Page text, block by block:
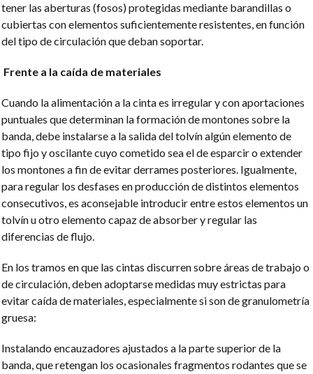
tener las aberturas (fosos) protegidas mediante barandillas o
cubiertas con elementos suficientemente resistentes, en función
del tipo de circulación que deban soportar.
Frente a la caída de materiales
Cuando la alimentación a la cinta es irregular y con aportaciones
puntuales que determinan la formación de montones sobre la
banda, debe instalarse a la salida del tolvín algún elemento de
tipo fijo y oscilante cuyo cometido sea el de esparcir o extender
los montones a fin de evitar derrames posteriores. Igualmente,
para regular los desfases en producción de distintos elementos
consecutivos, es aconsejable introducir entre estos elementos un
tolvín u otro elemento capaz de absorber y regular las
diferencias de flujo.
En los tramos en que las cintas discurren sobre áreas de trabajo o
de circulación, deben adoptarse medidas muy estrictas para
evitar caída de materiales, especialmente si son de granulometría
gruesa:
Instalando encauzadores ajustados a la parte superior de la
banda, que retengan los ocasionales fragmentos rodantes que se